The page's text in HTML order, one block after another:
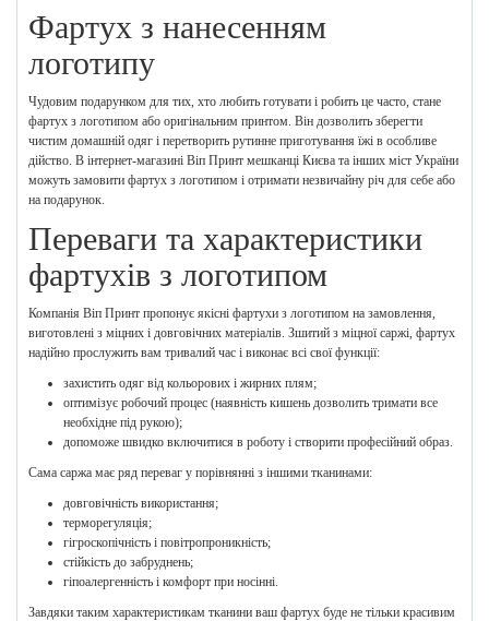
Фартух з нанесенням
логотипу
Чудовим подарунком для тих, хто любить готувати і робить це часто, стане
фартух з логотипом або оригінальним принтом. Він дозволить зберегти
чистим домашній одяг і перетворить рутинне приготування їжі в особливе
дійство. В інтернет-магазині Віп Принт мешканці Києва та інших міст України
можуть замовити фартух з логотипом і отримати незвичайну річ для себе або
на подарунок.
Переваги та характеристики
фартухів з логотипом
Компанія Віп Принт пропонує якісні фартухи з логотипом на замовлення,
виготовлені з міцних і довговічних матеріалів. Зшитий з міцної саржі, фартух
надійно прослужить вам тривалий час і виконає всі свої функції:
захистить одяг від кольорових і жирних плям;
оптимізує робочий процес (наявність кишень дозволить тримати все
необхідне під рукою);
допоможе швидко включитися в роботу і створити професійний образ.
Сама саржа має ряд переваг у порівнянні з іншими тканинами:
довговічність використання;
терморегуляція;
гігроскопічність і повітропроникність;
стійкість до забруднень;
гіпоалергенність і комфорт при носінні.
Завдяки таким характеристикам тканини ваш фартух буде не тільки красивим